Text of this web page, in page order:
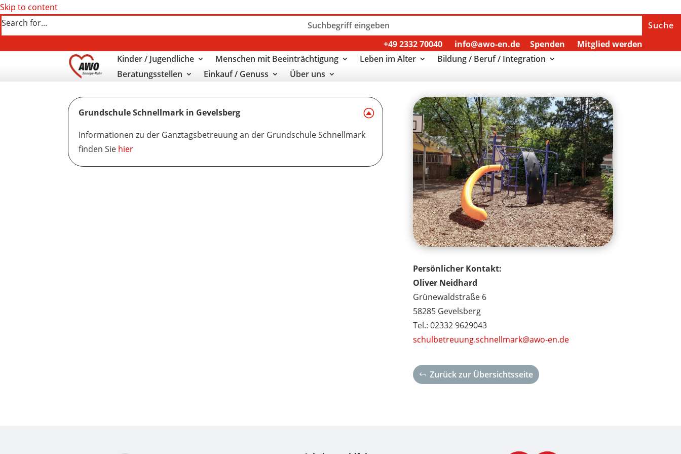
Skip to content
Search for...
+49 2332 70040
info@awo-en.de Spenden
Mitglied werden
Kinder / Jugendliche
Menschen mit Beeinträchtigung Leben im Alter
Bildung / Beruf / Integration
Beratungsstellen
Einkauf / Genuss Über uns
Grundschule Schnellmark in Gevelsberg
Informationen zu der Ganztagsbetreuung an der Grundschule Schnellmark
finden Sie hier
Persönlicher Kontakt:
Oliver Neidhard
Grünewaldstraße 6
58285 Gevelsberg
Tel.: 02332 9629043
schulbetreuung.schnellmark@awo-en.de
Zurück zur Übersichtsseite